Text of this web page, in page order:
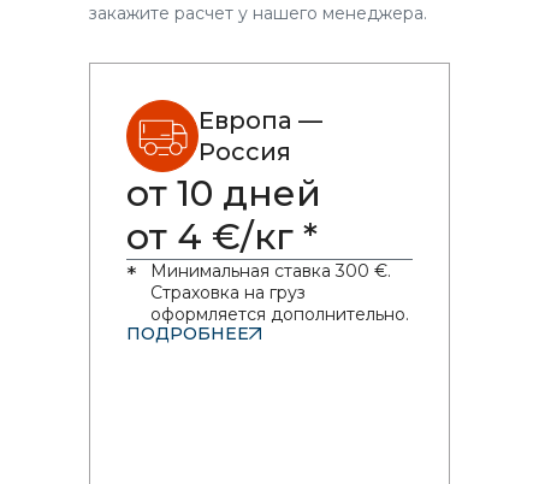
закажите расчет у нашего менеджера.
Европа —
Россия
от 10 дней
от 4 €/кг *
*
Минимальная ставка 300 €.
Страховка на груз
оформляется дополнительно.
ПОДРОБНЕЕ